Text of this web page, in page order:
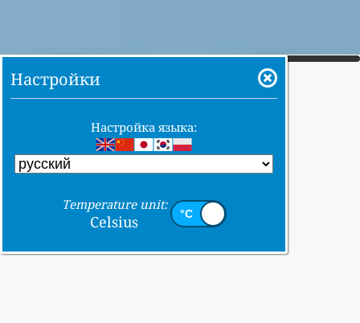
Настройки
Настройка языка:
Temperature unit:
Celsius